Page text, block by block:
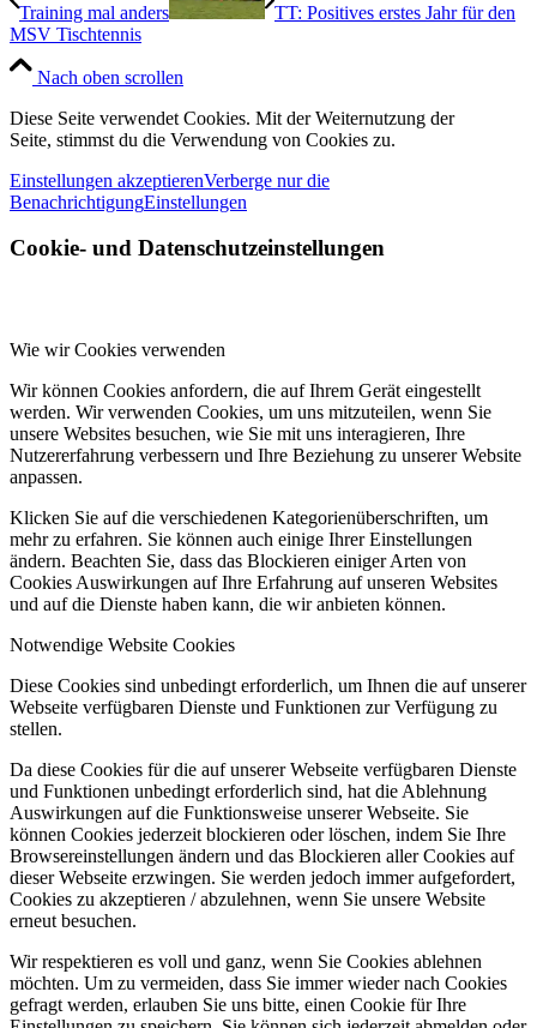
Training mal anders
TT: Positives erstes Jahr für den
MSV Tischtennis
Nach oben scrollen
Diese Seite verwendet Cookies. Mit der Weiternutzung der
Seite, stimmst du die Verwendung von Cookies zu.
Einstellungen akzeptierenVerberge nur die
BenachrichtigungEinstellungen
Cookie- und Datenschutzeinstellungen
Wie wir Cookies verwenden
Wir können Cookies anfordern, die auf Ihrem Gerät eingestellt
werden. Wir verwenden Cookies, um uns mitzuteilen, wenn Sie
unsere Websites besuchen, wie Sie mit uns interagieren, Ihre
Nutzererfahrung verbessern und Ihre Beziehung zu unserer Website
anpassen.
Klicken Sie auf die verschiedenen Kategorienüberschriften, um
mehr zu erfahren. Sie können auch einige Ihrer Einstellungen
ändern. Beachten Sie, dass das Blockieren einiger Arten von
Cookies Auswirkungen auf Ihre Erfahrung auf unseren Websites
und auf die Dienste haben kann, die wir anbieten können.
Notwendige Website Cookies
Diese Cookies sind unbedingt erforderlich, um Ihnen die auf unserer
Webseite verfügbaren Dienste und Funktionen zur Verfügung zu
stellen.
Da diese Cookies für die auf unserer Webseite verfügbaren Dienste
und Funktionen unbedingt erforderlich sind, hat die Ablehnung
Auswirkungen auf die Funktionsweise unserer Webseite. Sie
können Cookies jederzeit blockieren oder löschen, indem Sie Ihre
Browsereinstellungen ändern und das Blockieren aller Cookies auf
dieser Webseite erzwingen. Sie werden jedoch immer aufgefordert,
Cookies zu akzeptieren / abzulehnen, wenn Sie unsere Website
erneut besuchen.
Wir respektieren es voll und ganz, wenn Sie Cookies ablehnen
möchten. Um zu vermeiden, dass Sie immer wieder nach Cookies
gefragt werden, erlauben Sie uns bitte, einen Cookie für Ihre